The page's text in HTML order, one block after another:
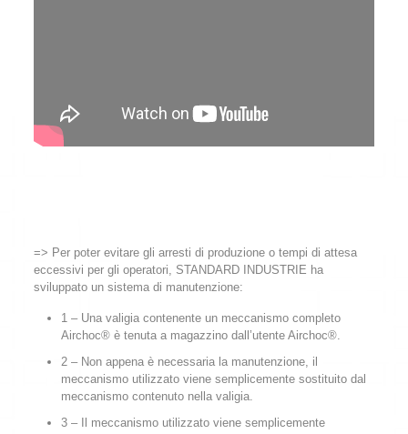
=> Per poter evitare gli arresti di produzione o tempi di attesa
eccessivi per gli operatori, STANDARD INDUSTRIE ha
sviluppato un sistema di manutenzione:
1 – Una valigia contenente un meccanismo completo
Airchoc® è tenuta a magazzino dall’utente Airchoc®.
2 – Non appena è necessaria la manutenzione, il
meccanismo utilizzato viene semplicemente sostituito dal
meccanismo contenuto nella valigia.
3 – Il meccanismo utilizzato viene semplicemente